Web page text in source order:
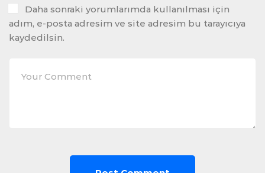
Daha sonraki yorumlarımda kullanılması için
adım, e-posta adresim ve site adresim bu tarayıcıya
kaydedilsin.